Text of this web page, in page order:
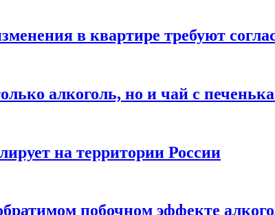
в квартире требуют
алкоголь, но и чай с
на территории России
побочном эффекте